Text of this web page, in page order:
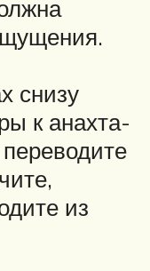
снизу
к анахта-
из